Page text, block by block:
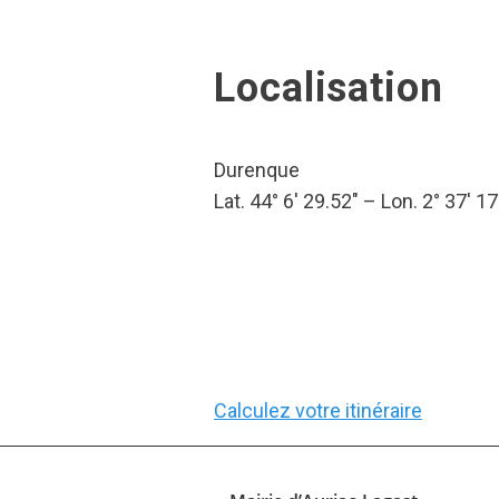
Localisation
Durenque
Lat. 44° 6′ 29.52″ – Lon. 2° 37′
Calculez votre itinéraire